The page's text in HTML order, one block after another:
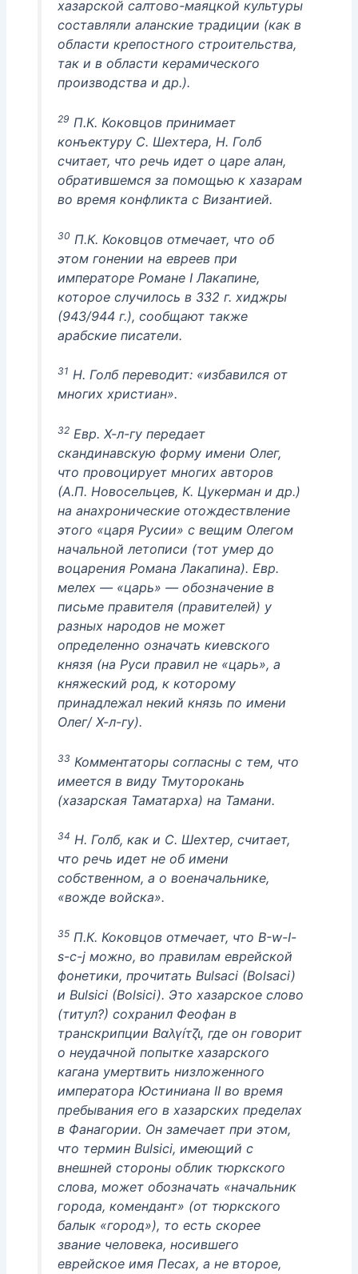
хазарской салтово-маяцкой культуры
составляли аланские традиции (как в
области крепостного строительства,
так и в области керамического
производства и др.).
29 П.К. Коковцов принимает
конъектуру С. Шехтера, Н. Голб
считает, что речь идет о царе алан,
обратившемся за помощью к хазарам
во время конфликта с Византией.
30 П.К. Коковцов отмечает, что об
этом гонении на евреев при
императоре Романе I Лакапине,
которое случилось в 332 г. хиджры
(943/944 г.), сообщают также
арабские писатели.
31 Н. Голб переводит: «избавился от
многих христиан».
32Евр. Х-л-гу передает
скандинавскую форму имени Олег,
что провоцирует многих авторов
(А.П. Новосельцев, К. Цукерман и др.)
на анахронические отождествление
этого «царя Русии» с вещим Олегом
начальной летописи (тот умер до
воцарения Романа Лакапина). Евр.
мелех — «царь» — обозначение в
письме правителя (правителей) у
разных народов не может
определенно означать киевского
князя (на Руси правил не «царь», а
княжеский род, к которому
принадлежал некий князь по имени
Олег/ Х-л-гу).
33 Комментаторы согласны с тем, что
имеется в виду Тмуторокань
(хазарская Таматарха) на Тамани.
34 Н. Голб, как и С. Шехтер, считает,
что речь идет не об имени
собственном, а о военачальнике,
«вожде войска».
35П.К. Коковцов отмечает, что В-w-I-
s-c-j можно, во правилам еврейской
фонетики, прочитать Bulsaci (Bolsaci)
и Bulsici (Bolsici). Это хазарское слово
(титул?) сохранил Феофан в
транскрипции Βαλγíτζι, где он говорит
о неудачной попытке хазарского
кагана умертвить низложенного
императора Юстиниана II во время
пребывания его в хазарских пределах
в Фанагории. Он замечает при этом,
что термин Bulsici, имеющий с
внешней стороны облик тюркского
слова, может обозначать «начальник
города, комендант» (от тюркского
балык «город»), то есть скорее
звание человека, носившего
еврейское имя Песах, а не второе,